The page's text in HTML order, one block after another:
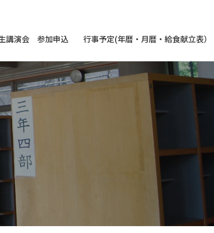
講演会 参加申込 行事予定(年暦・月暦・給食献立表）